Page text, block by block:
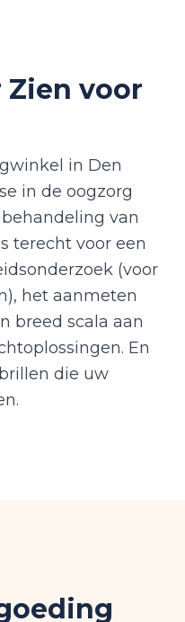
Zien voor
in Den
in de oogzorg
van
terecht voor een
(voor
het aanmeten
breed scala aan
En
die uw